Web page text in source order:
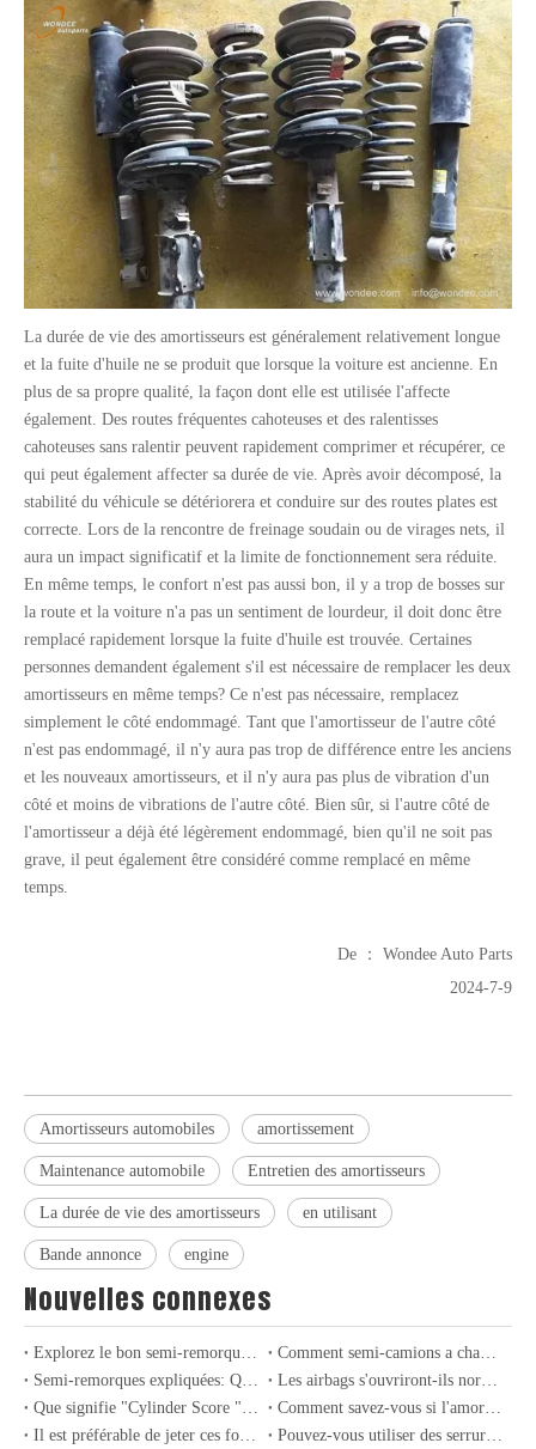
La durée de vie des amortisseurs est généralement relativement longue
et la fuite d'huile ne se produit que lorsque la voiture est ancienne. En
plus de sa propre qualité, la façon dont elle est utilisée l'affecte
également. Des routes fréquentes cahoteuses et des ralentisses
cahoteuses sans ralentir peuvent rapidement comprimer et récupérer, ce
qui peut également affecter sa durée de vie. Après avoir décomposé, la
stabilité du véhicule se détériorera et conduire sur des routes plates est
correcte. Lors de la rencontre de freinage soudain ou de virages nets, il
aura un impact significatif et la limite de fonctionnement sera réduite.
En même temps, le confort n'est pas aussi bon, il y a trop de bosses sur
la route et la voiture n'a pas un sentiment de lourdeur, il doit donc être
remplacé rapidement lorsque la fuite d'huile est trouvée. Certaines
personnes demandent également s'il est nécessaire de remplacer les deux
amortisseurs en même temps? Ce n'est pas nécessaire, remplacez
simplement le côté endommagé. Tant que l'amortisseur de l'autre côté
n'est pas endommagé, il n'y aura pas trop de différence entre les anciens
et les nouveaux amortisseurs, et il n'y aura pas plus de vibration d'un
côté et moins de vibrations de l'autre côté. Bien sûr, si l'autre côté de
l'amortisseur a déjà été légèrement endommagé, bien qu'il ne soit pas
grave, il peut également être considéré comme remplacé en même
temps.
De ： Wondee Auto Parts
2024-7-9
Amortisseurs automobiles amortissement
Maintenance automobile Entretien des amortisseurs
La durée de vie des amortisseurs en utilisant
Bande annonce engine
Nouvelles connexes
Explorez le bon semi-remorque pour vos besoins de fret
Comment semi-camions a changé de fret pour toujours: un siècle d'innovation
Semi-remorques expliquées: Quel type acheter
Les airbags s'ouvriront-ils normalement en cas de collision lors de la conduite sans porter de ceintures de sécurité?
Que signifie "Cylinder Score "? Dans quelles circonstances le moteur expérimera-t-il "Cylinder Scoring "?
Comment savez-vous si l'amortisseur de voiture est cassé? Doit-il être remplacé par paires?
Il est préférable de jeter ces fournitures de voiture dès que possible
Pouvez-vous utiliser des serrures pour enfants sur des voitures? Combien en connaissez-vous sur les fonctions cachées sur les voitures?
Disques de frein OEM robustes pour la semi-remorque et les pièces de camion Suspension aérienne de type faisceau à semi-remorques lourds 13T pour le marché du Mexique
9t 11T levage et non-dispensier de type semi-remorque Suspension aérienne de levage de type moyen 5T pour la remorque pour le marché américain
Tambour de frein pour les camions et les remorques lourds